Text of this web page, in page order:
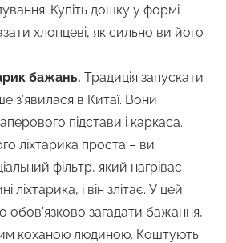
Купіть дошку у формі
хлопцеві, як сильно ви його
бажань. Традиція запускати
з’явилася в Китаї. Вони
підстави і каркаса.
ліхтарика проста – ви
фільтр, який нагріває
ліхтарика, і він злітає. У цей
обов’язково загадати бажання,
коханою людиною. Коштують